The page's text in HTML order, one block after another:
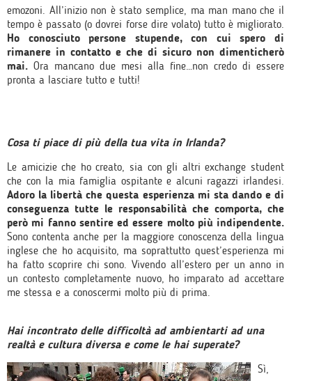
emozoni. All’inizio non è stato semplice, ma man mano che il
tempo è passato (o dovrei forse dire volato) tutto è migliorato.
Ho conosciuto persone stupende, con cui spero di
rimanere in contatto e che di sicuro non dimenticherò
mai. Ora mancano due mesi alla fine…non credo di essere
pronta a lasciare tutto e tutti!
Cosa ti piace di più della tua vita in Irlanda?
Le amicizie che ho creato, sia con gli altri exchange student
che con la mia famiglia ospitante e alcuni ragazzi irlandesi.
Adoro la libertà che questa esperienza mi sta dando e di
conseguenza tutte le responsabilità che comporta, che
però mi fanno sentire ed essere molto più indipendente.
Sono contenta anche per la maggiore conoscenza della lingua
inglese che ho acquisito, ma soprattutto quest’esperienza mi
ha fatto scoprire chi sono. Vivendo all’estero per un anno in
un contesto completamente nuovo, ho imparato ad accettare
me stessa e a conoscermi molto più di prima.
Hai incontrato delle difficoltà ad ambientarti ad una
realtà e cultura diversa e come le hai superate?
Sì,